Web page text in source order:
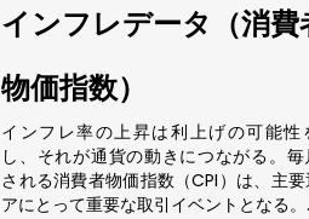
インフレデータ（消費
物価指数）
インフレ率の上昇は利上げの可能性
し、それが通貨の動きにつながる。
される消費者物価指数（CPI）は、主
アにとって重要な取引イベントとなる。.